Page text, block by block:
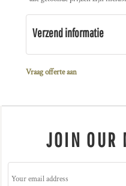
Verzend informatie
Vraag offerte aan
JOIN OUR